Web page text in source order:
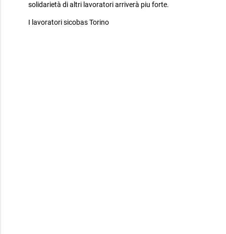
solidarietà di altri lavoratori arriverà piu forte.
I lavoratori sicobas Torino